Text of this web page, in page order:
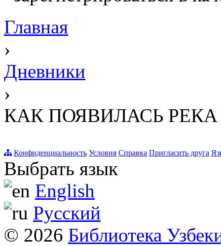
Главная
›
Дневники
›
КАК ПОЯВИЛАСЬ
Конфиденциальность Условия Справка Пригласить друга
Выбрать язык
English
Русский
© 2026 Библиотека